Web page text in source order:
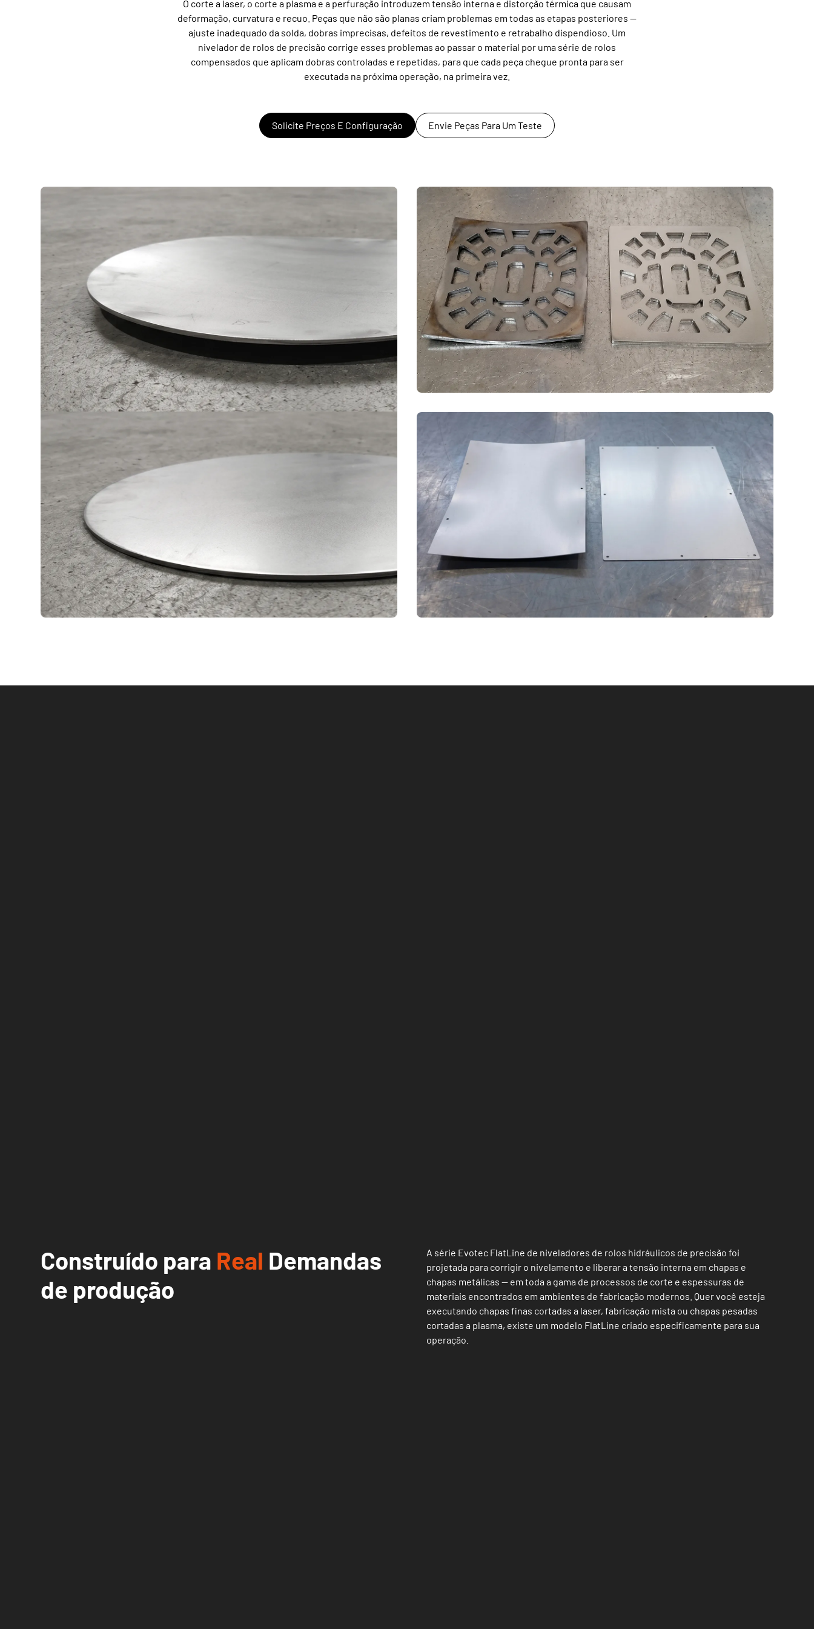
O corte a laser, o corte a plasma e a perfuração introduzem tensão interna e distorção térmica que causam
deformação, curvatura e recuo. Peças que não são planas criam problemas em todas as etapas posteriores —
ajuste inadequado da solda, dobras imprecisas, defeitos de revestimento e retrabalho dispendioso. Um
nivelador de rolos de precisão corrige esses problemas ao passar o material por uma série de rolos
compensados que aplicam dobras controladas e repetidas, para que cada peça chegue pronta para ser
executada na próxima operação, na primeira vez.
Solicite Preços E Configuração Envie Peças Para Um Teste
Construído para Real Demandas
de produção
A série Evotec FlatLine de niveladores de rolos hidráulicos de precisão foi
projetada para corrigir o nivelamento e liberar a tensão interna em chapas e
chapas metálicas — em toda a gama de processos de corte e espessuras de
materiais encontrados em ambientes de fabricação modernos. Quer você esteja
executando chapas finas cortadas a laser, fabricação mista ou chapas pesadas
cortadas a plasma, existe um modelo FlatLine criado especificamente para sua
operação.